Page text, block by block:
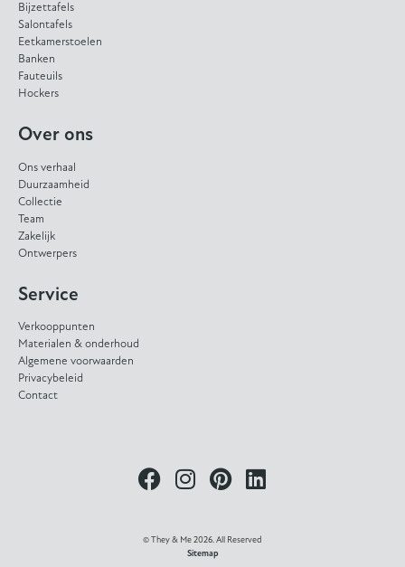
Bijzettafels
Salontafels
Eetkamerstoelen
Banken
Fauteuils
Hockers
Over ons
Ons verhaal
Duurzaamheid
Collectie
Team
Zakelijk
Ontwerpers
Service
Verkooppunten
Materialen & onderhoud
Algemene voorwaarden
Privacybeleid
Contact
© They & Me 2026. All Reserved
Sitemap